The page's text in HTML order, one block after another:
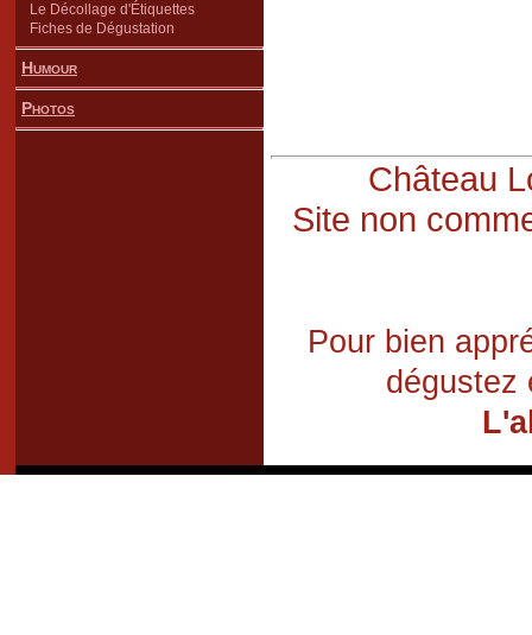
Le Décollage d'Étiquettes
Fiches de Dégustation
Humour
Photos
Château
Site non
Pour bien
dégustez